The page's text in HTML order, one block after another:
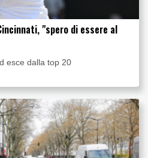
"spero di essere al
esce dalla top 20